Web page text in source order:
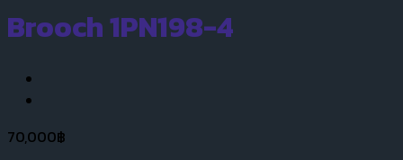
Brooch 1PN198-4
70,000฿